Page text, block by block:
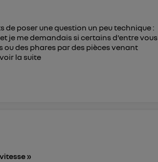
de poser une question un peu technique :
je me demandais si certains d'entre vous
des phares par des pièces venant
voir la suite
»